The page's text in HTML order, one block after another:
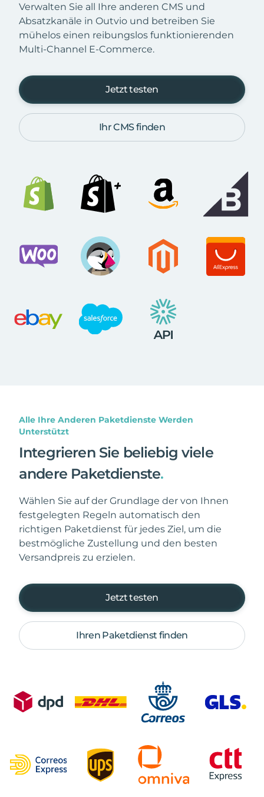
Verwalten Sie all Ihre anderen CMS und
Absatzkanäle in Outvio und betreiben Sie
mühelos einen reibungslos funktionierenden
Multi-Channel E-Commerce.
Jetzt testen
Ihr CMS finden
Alle Ihre Anderen Paketdienste Werden
Unterstützt
Integrieren Sie beliebig viele
andere Paketdienste.
Wählen Sie auf der Grundlage der von Ihnen
festgelegten Regeln automatisch den
richtigen Paketdienst für jedes Ziel, um die
bestmögliche Zustellung und den besten
Versandpreis zu erzielen.
Jetzt testen
Ihren Paketdienst finden